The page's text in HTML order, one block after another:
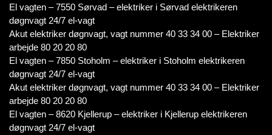
El vagten – 7550 Sørvad – elektriker i Sørvad elektrikeren
døgnvagt 24/7 el-vagt
Akut elektriker døgnvagt, vagt nummer 40 33 34 00 – Elektriker
arbejde 80 20 20 80
El vagten – 7850 Stoholm – elektriker i Stoholm elektrikeren
døgnvagt 24/7 el-vagt
Akut elektriker døgnvagt, vagt nummer 40 33 34 00 – Elektriker
arbejde 80 20 20 80
El vagten – 8620 Kjellerup – elektriker i Kjellerup elektrikeren
døgnvagt 24/7 el-vagt